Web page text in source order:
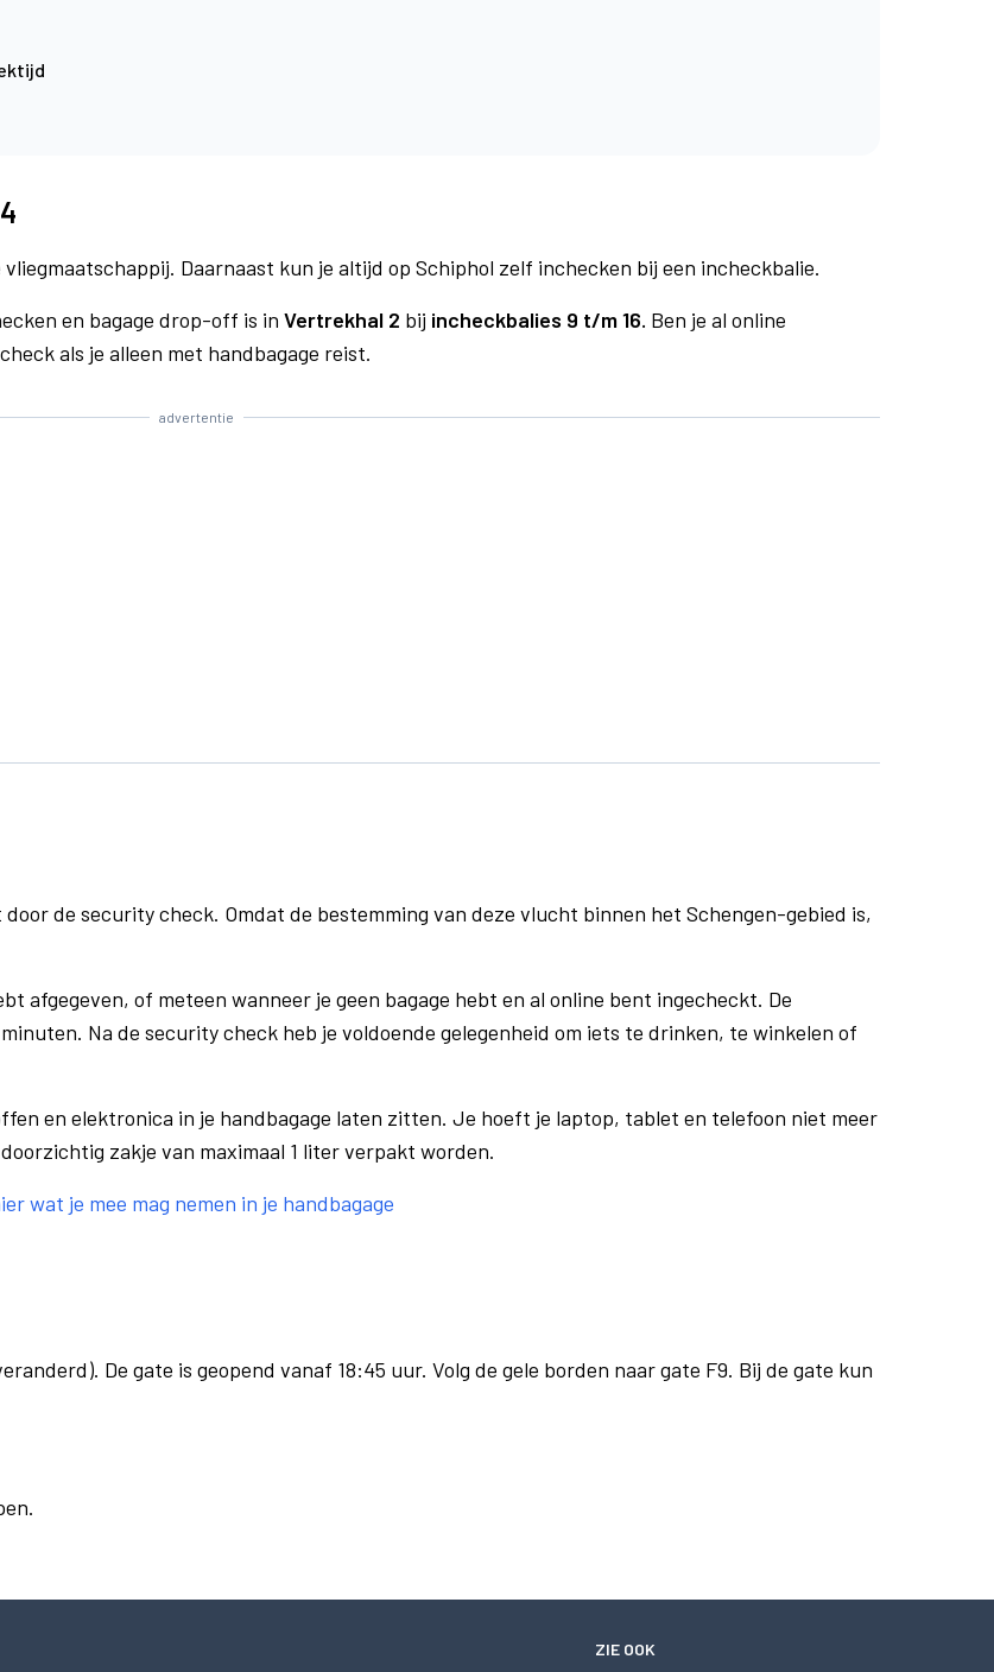
Daarnaast kun je altijd op Schiphol zelf inchecken bij een incheckbalie.
en bagage drop-off is in Vertrekhal 2 bij incheckbalies 9 t/m 16. Ben je al online
als je alleen met handbagage reist.
advertentie
de security check. Omdat de bestemming van deze vlucht binnen het Schengen-gebied is,
afgegeven, of meteen wanneer je geen bagage hebt en al online bent ingecheckt. De
Na de security check heb je voldoende gelegenheid om iets te drinken, te winkelen of
en elektronica in je handbagage laten zitten. Je hoeft je laptop, tablet en telefoon niet meer
zakje van maximaal 1 liter verpakt worden.
wat je mee mag nemen in je handbagage
De gate is geopend vanaf 18:45 uur. Volg de gele borden naar gate F9. Bij de gate kun
ZIE OOK